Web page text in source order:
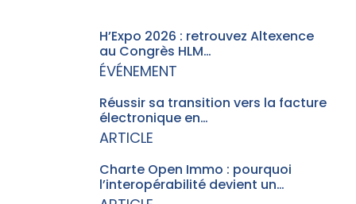
H’Expo 2026 : retrouvez Altexence
au Congrès HLM…
ÉVÉNEMENT
Réussir sa transition vers la facture
électronique en…
ARTICLE
Charte Open Immo : pourquoi
l’interopérabilité devient un…